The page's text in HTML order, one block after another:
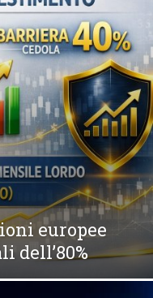
europee
dell’80%